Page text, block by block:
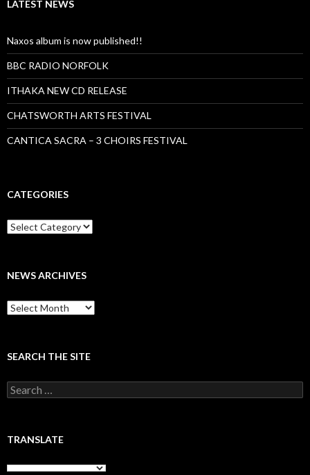
LATEST NEWS
Naxos album is now published!!
BBC RADIO NORFOLK
ITHAKA NEW CD RELEASE
CHATSWORTH ARTS FESTIVAL
CANTICA SACRA – 3 CHOIRS FESTIVAL
CATEGORIES
Categories
NEWS ARCHIVES
News
archives
SEARCH THE SITE
Search
for:
TRANSLATE